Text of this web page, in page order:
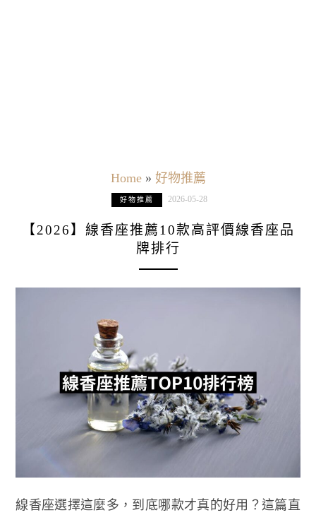
Home» 好物推薦
好物推薦 2026-05-28
【2026】線香座推薦10款高評價線香座品
牌排行
線香座選擇這麼多，到底哪款才真的好用？這篇直